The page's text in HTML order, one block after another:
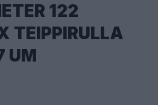
122
TEIPPIRULLA
UM